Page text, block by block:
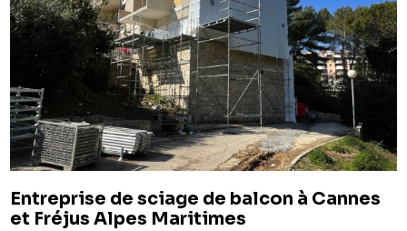
Entreprise de sciage de balcon à Cannes
et Fréjus Alpes Maritimes